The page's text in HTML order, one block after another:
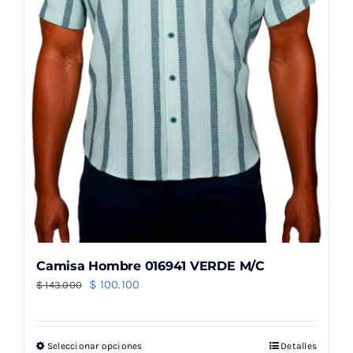
en
página
de
producto
Camisa Hombre 016941 VERDE M/C
$143.000
El
era:
$ 100.100
es:
Seleccionar opcionesEste
Detalles